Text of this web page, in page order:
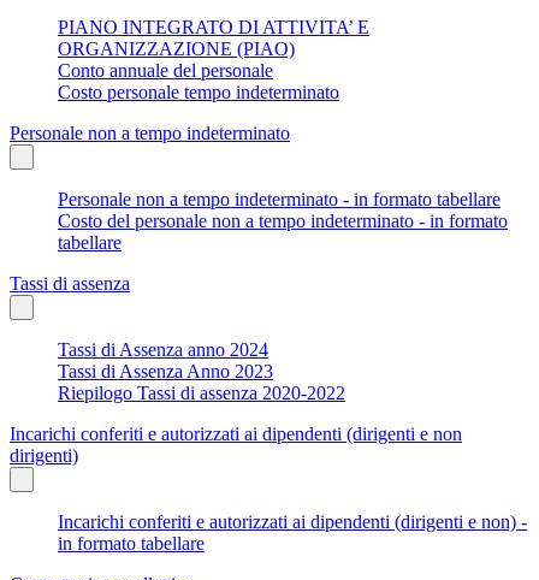
PIANO INTEGRATO DI ATTIVITA’ E
ORGANIZZAZIONE (PIAO)
Conto annuale del personale
Costo personale tempo indeterminato
Personale non a tempo indeterminato
Personale non a tempo indeterminato - in formato tabellare
Costo del personale non a tempo indeterminato - in formato
tabellare
Tassi di assenza
Tassi di Assenza anno 2024
Tassi di Assenza Anno 2023
Riepilogo Tassi di assenza 2020-2022
Incarichi conferiti e autorizzati ai dipendenti (dirigenti e non
dirigenti)
Incarichi conferiti e autorizzati ai dipendenti (dirigenti e non) -
in formato tabellare